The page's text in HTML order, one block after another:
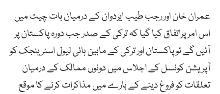
عمران خان اور رجب طیب ایردوان کے درمیان بات چیت میں
اس امر پراتفاق کیا گیا کہ ترکی کے صدر جب دورہ پاکستان پر
آئیں گے تو پاکستان اور ترکی کے مابین ہائی لیول اسٹریٹجک کو
آپریشن کونسل کے اجلاس میں دونوں ممالک کے درمیان
تعلقات کو فروغ دینے کے بارے میں مذاکرات کرنے کا موقع